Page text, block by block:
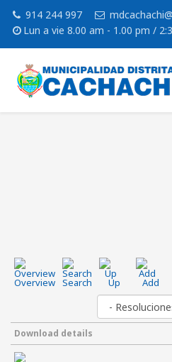
914 244 997
Lun a vie 8.00 am - 1.00 pm /
Overview Search Up Add
Download details